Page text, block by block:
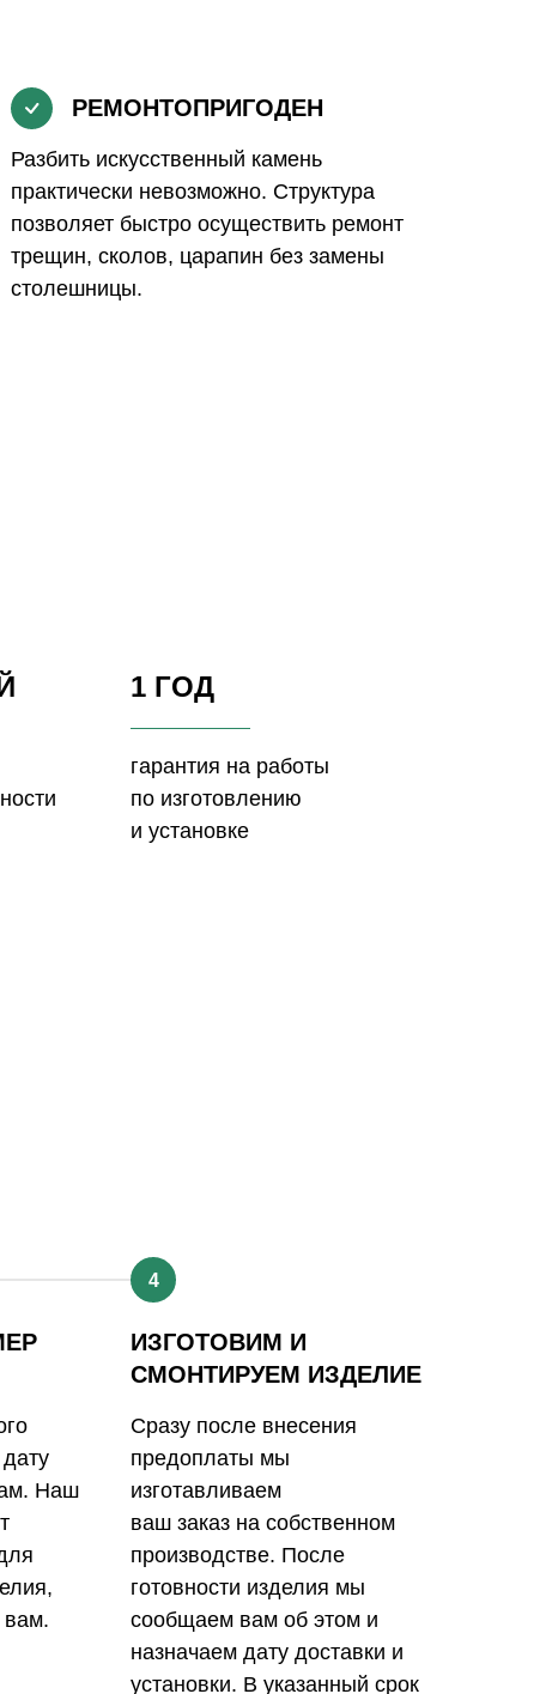
РЕМОНТОПРИГОДЕН
Разбить искусственный камень
практически невозможно. Структура
позволяет быстро осуществить ремонт
трещин, сколов, царапин без замены
столешницы.
1 ГОД
гарантия на работы
по изготовлению
и установке
Наш
4
ИЗГОТОВИМ И
СМОНТИРУЕМ ИЗДЕЛИЕ
Сразу после внесения
предоплаты мы
изготавливаем
ваш заказ на собственном
производстве. После
готовности изделия мы
сообщаем вам об этом и
назначаем дату доставки и
установки. В указанный срок